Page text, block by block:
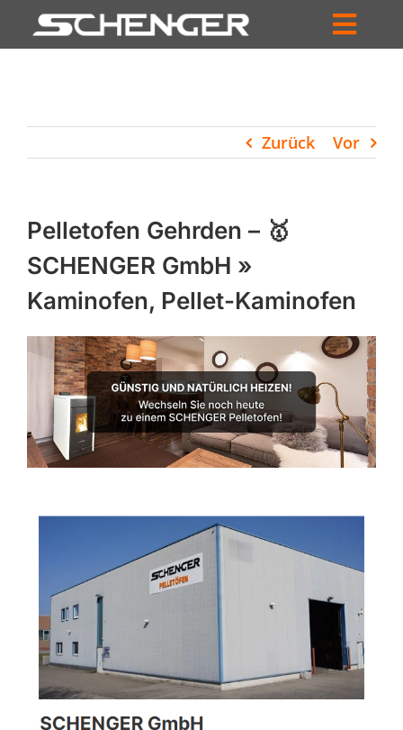
Inhalt
HÄNDLERSUCHE
UNTERNEHMEN
PROFIL
WARENKORB
PRODUCTS
SEARCH
Zurück Vor
Pelletofen Gehrden – 🥇
SCHENGER GmbH »
Kaminofen, Pellet-Kaminofen